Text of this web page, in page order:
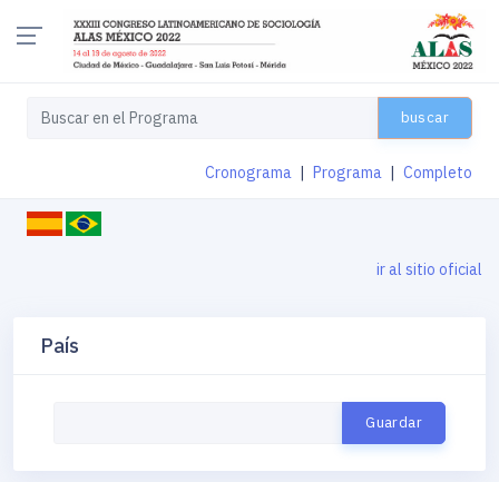
buscar
Cronograma Programa Completo
ir al sitio oficial
País